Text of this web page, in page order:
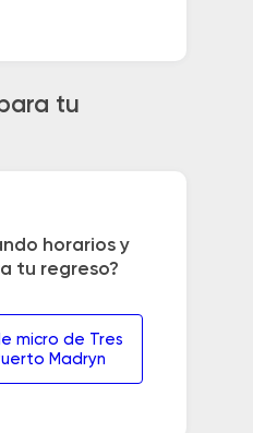
tu
horarios y
tu regreso?
micro de Tres
Madryn